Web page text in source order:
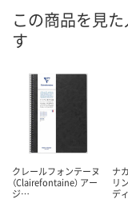
この商品を見
す
クレールフォンテーヌ
（Clairefontaine） アー
ジ…
ナ
リ
デ